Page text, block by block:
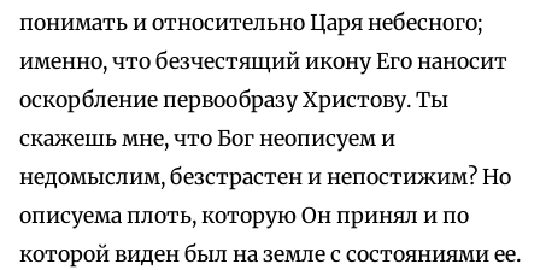
понимать и относительно Царя небесного;
именно, что безчестящий икону Его наносит
оскорбление первообразу Христову. Ты
скажешь мне, что Бог неописуем и
недомыслим, безстрастен и непостижим? Но
описуема плоть, которую Он принял и по
которой виден был на земле с состояниями ее.